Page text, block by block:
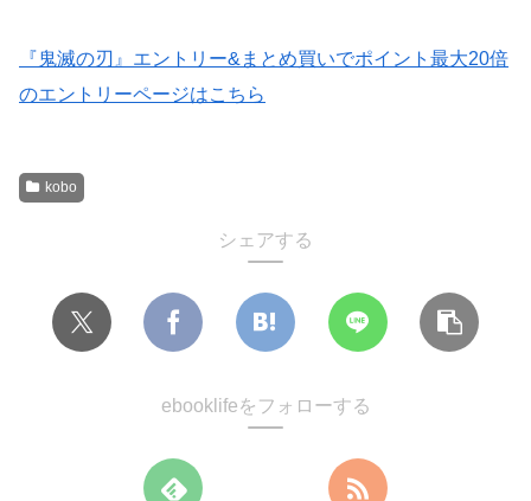
『鬼滅の刃』エントリー&まとめ買いでポイント最大20倍
のエントリーページはこちら
kobo
シェアする
ebooklifeをフォローする